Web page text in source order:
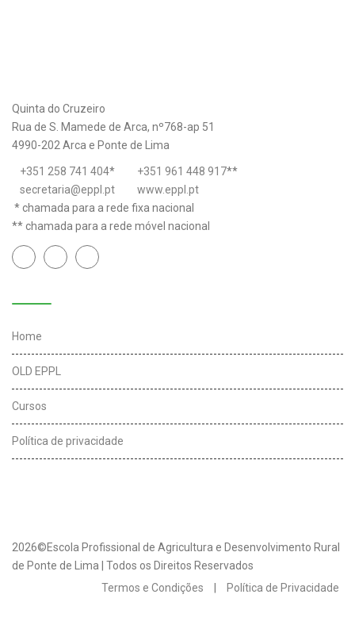
Quinta do Cruzeiro
Rua de S. Mamede de Arca, nº768-ap 51
4990-202 Arca e Ponte de Lima
+351 258 741 404* +351 961 448 917**
secretaria@eppl.pt
www.eppl.pt
* chamada para a rede fixa nacional
** chamada para a rede móvel nacional
Home
OLD EPPL
Cursos
Política de privacidade
2026©Escola Profissional de Agricultura e Desenvolvimento Rural
de Ponte de Lima | Todos os Direitos Reservados
Termos e Condições
Política de Privacidade